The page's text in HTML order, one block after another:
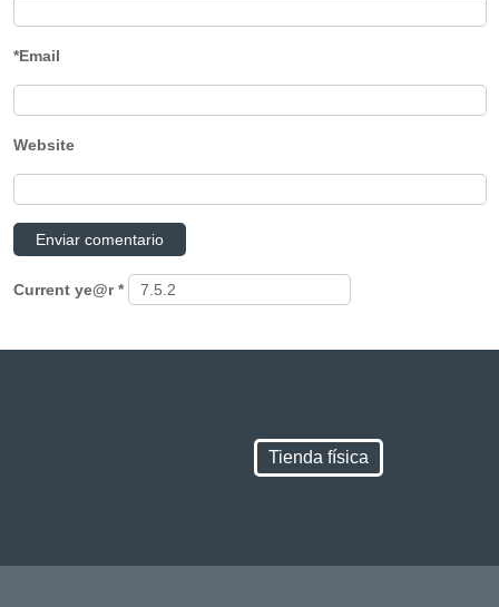
*Email
Website
Current ye@r*
Tienda física